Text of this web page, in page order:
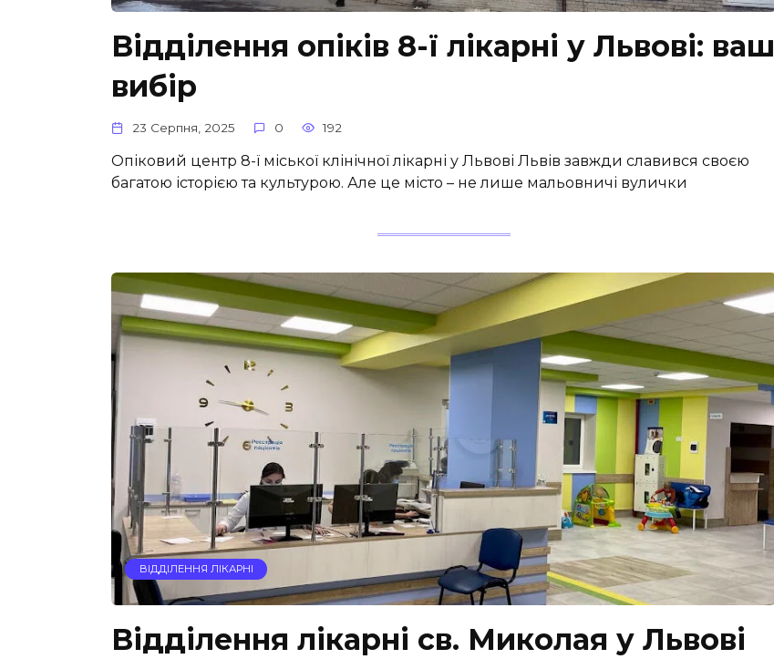
Відділення опіків 8-ї лікарні у Львові: ваш
вибір
23 Серпня, 2025 0 192
Опіковий центр 8-ї міської клінічної лікарні у Львові Львів завжди славився своєю
багатою історією та культурою. Але це місто – не лише мальовничі вулички
ВІДДІЛЕННЯ ЛІКАРНІ
Відділення лікарні св. Миколая у Львові